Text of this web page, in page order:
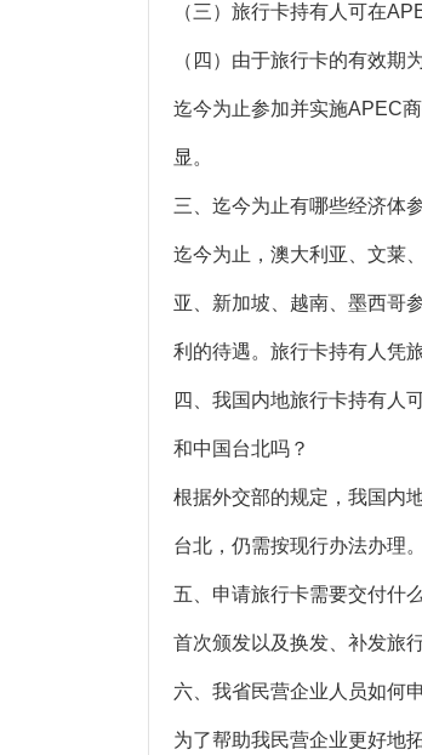
（三）旅行卡持有人可在
（四）由于旅行卡的有效期
迄今为止参加并实施APEC
显。
三、迄今为止有哪些经济体
迄今为止，澳大利亚、文莱
亚、新加坡、越南、墨西哥
利的待遇。旅行卡持有人凭
四、我国内地旅行卡持有人
和中国台北吗？
根据外交部的规定，我国内
台北，仍需按现行办法办理。
五、申请旅行卡需要交付什
首次颁发以及换发、补发旅
六、我省民营企业人员如何
为了帮助我民营企业更好地